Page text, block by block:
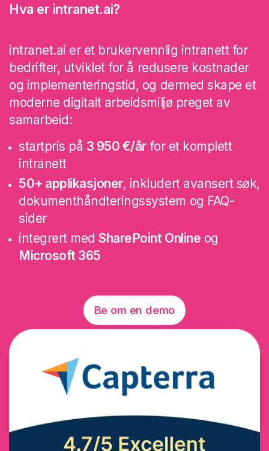
Hva er intranet.ai?
intranet.ai er et brukervennlig intranett for
bedrifter, utviklet for å redusere kostnader
og implementeringstid, og dermed skape et
moderne digitalt arbeidsmiljø preget av
samarbeid:
startpris på 3 950 €/årfor et komplett
intranett
50+ applikasjoner, inkludert avansert søk,
dokumenthåndteringssystem og FAQ-
sider
integrert medSharePoint Online og
Microsoft 365
Be om en demo